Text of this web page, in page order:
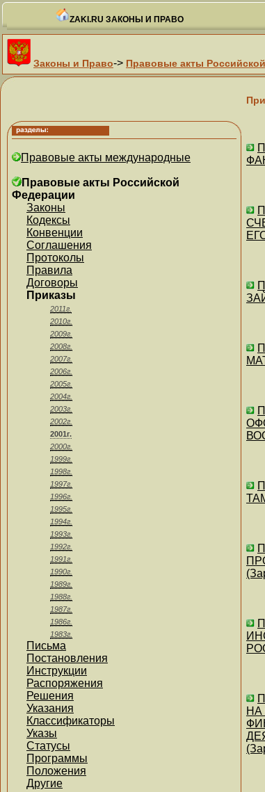
ZAKI.RU ЗАКОНЫ И ПРАВО
Законы и Право-> Правовые акты
Правовые акты международные
Правовые акты Российской
Федерации
Законы
Кодексы
Конвенции
Соглашения
Протоколы
Правила
Договоры
Приказы
2011г.
2010г.
2009г.
2008г.
2007г.
2006г.
2005г.
2004г.
2003г.
2002г.
2001г.
2000г.
1999г.
1998г.
1997г.
1996г.
1995г.
1994г.
1993г.
1992г.
1991г.
1990г.
1989г.
1988г.
1987г.
1986г.
1983г.
Письма
Постановления
Инструкции
Распоряжения
Решения
Указания
Классификаторы
Указы
Статусы
Программы
Положения
Другие
НА